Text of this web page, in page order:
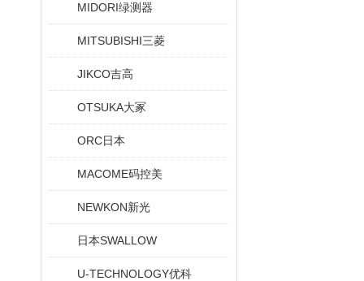
MIDORI绿测器
MITSUBISHI三菱
JIKCO吉高
OTSUKA大冢
ORC日本
MACOME码控美
NEWKON新光
日本SWALLOW
U-TECHNOLOGY优科